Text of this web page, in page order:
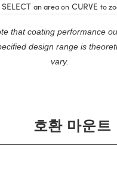
an area on CURVE to
that coating performance
design range is
vary.
호환 마운트